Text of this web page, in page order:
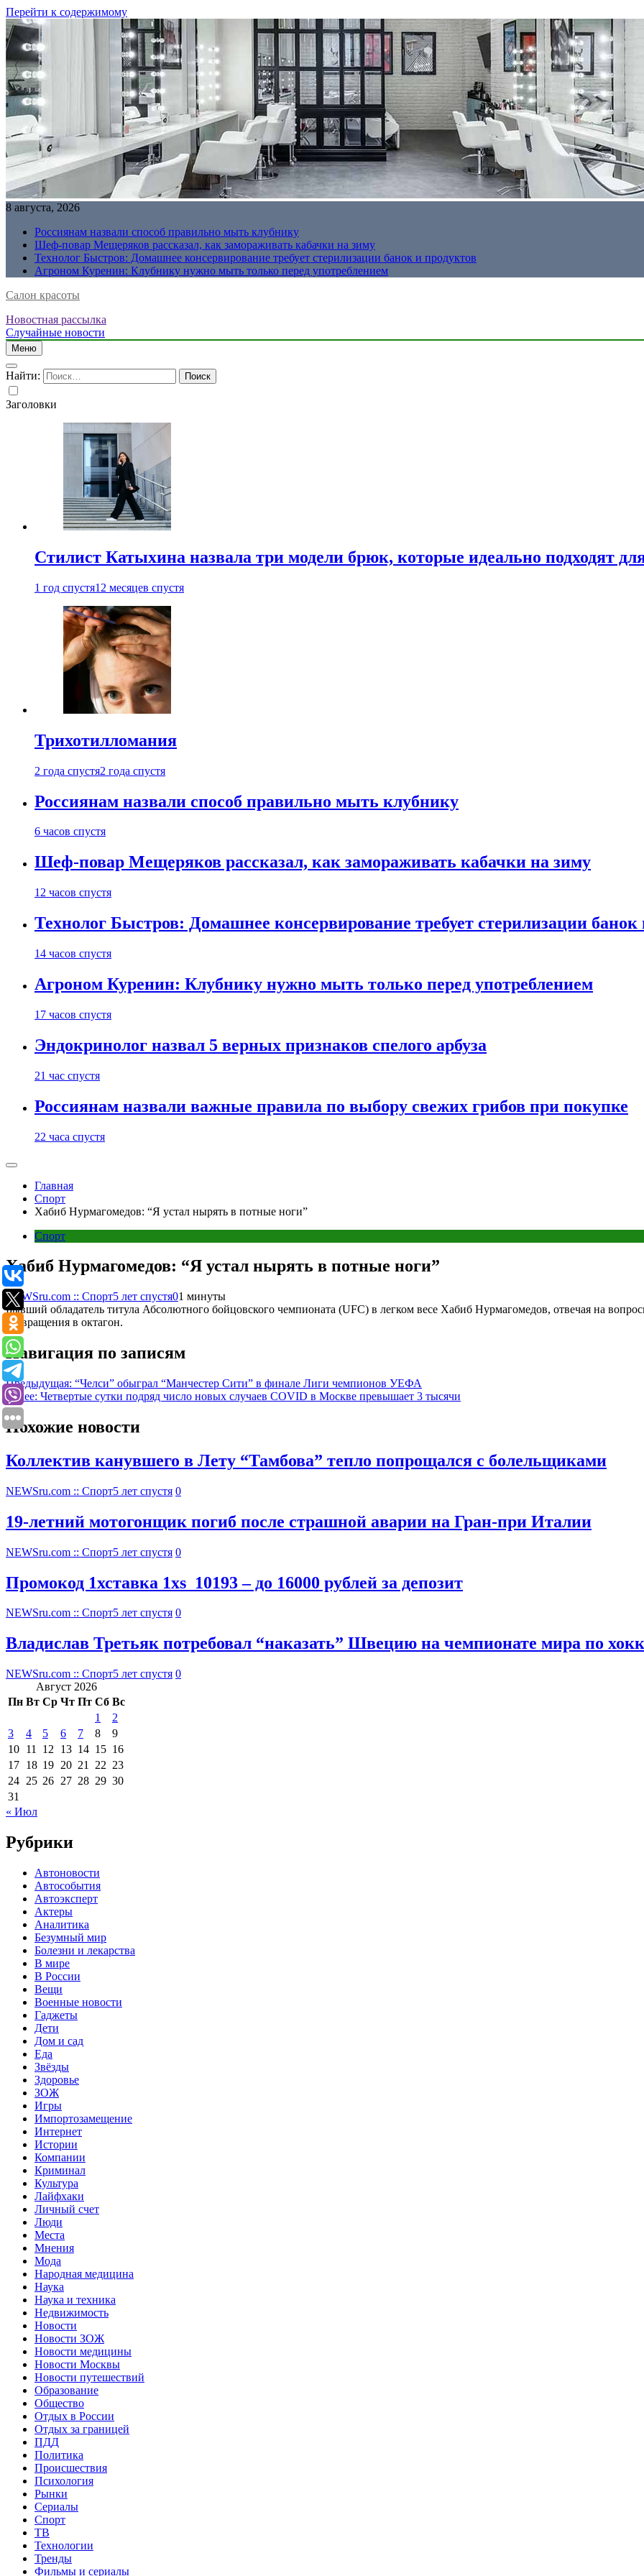
Перейти к содержимому
8 августа, 2026
Россиянам назвали способ правильно мыть клубнику
Шеф-повар Мещеряков рассказал, как замораживать кабачки на зиму
Технолог Быстров: Домашнее консервирование требует стерилизации банок и продуктов
Агроном Куренин: Клубнику нужно мыть только перед употреблением
Салон красоты
Новостная рассылка
Случайные новости
Меню
Найти:
Заголовки
Стилист Катыхина назвала три модели брюк, которые идеально подходят
1 год спустя12 месяцев спустя
Трихотилломания
2 года спустя2 года спустя
Россиянам назвали способ правильно мыть клубнику
6 часов спустя
Шеф-повар Мещеряков рассказал, как замораживать кабачки на зиму
12 часов спустя
Технолог Быстров: Домашнее консервирование требует стерилизации банок
14 часов спустя
Агроном Куренин: Клубнику нужно мыть только перед употреблением
17 часов спустя
Эндокринолог назвал 5 верных признаков спелого арбуза
21 час спустя
Россиянам назвали важные правила по выбору свежих грибов при покупке
22 часа спустя
Главная
Спорт
Хабиб Нурмагомедов: “Я устал нырять в потные ноги”
Спорт
Хабиб Нурмагомедов: “Я устал нырять в потные ноги”
NEWSru.com :: Спорт5 лет спустя01 минуты
Бывший обладатель титула Абсолютного бойцовского чемпионата (UFC) в легком весе Хабиб Нурмагомедов, отвечая на
возвращения в октагон.
Навигация по записям
Предыдущая: “Челси” обыграл “Манчестер Сити” в финале Лиги чемпионов УЕФА
Далее: Четвертые сутки подряд число новых случаев COVID в Москве превышает 3 тысячи
Похожие новости
Коллектив канувшего в Лету “Тамбова” тепло попрощался с болельщиками
NEWSru.com :: Спорт5 лет спустя 0
19-летний мотогонщик погиб после страшной аварии на Гран-при Италии
NEWSru.com :: Спорт5 лет спустя 0
Промокод 1хставка 1xs_10193 – до 16000 рублей за депозит
NEWSru.com :: Спорт5 лет спустя 0
Владислав Третьяк потребовал “наказать” Швецию на чемпионате мира по
NEWSru.com :: Спорт5 лет спустя 0
Август 2026
Пн Вт Ср Чт Пт Сб Вс
1
2
3
4 5 6 7 8
9
10 11 12 13 14 15 16
17 18 19 20 21 22 23
24 25 26 27 28 29 30
31
« Июл
Рубрики
Автоновости
Автособытия
Автоэксперт
Актеры
Аналитика
Безумный мир
Болезни и лекарства
В мире
В России
Вещи
Военные новости
Гаджеты
Дети
Дом и сад
Еда
Звёзды
Здоровье
ЗОЖ
Игры
Импортозамещение
Интернет
Истории
Компании
Криминал
Культура
Лайфхаки
Личный счет
Люди
Места
Мнения
Мода
Народная медицина
Наука
Наука и техника
Недвижимость
Новости
Новости ЗОЖ
Новости медицины
Новости Москвы
Новости путешествий
Образование
Общество
Отдых в России
Отдых за границей
ПДД
Политика
Происшествия
Психология
Рынки
Сериалы
Спорт
ТВ
Технологии
Тренды
Фильмы и сериалы